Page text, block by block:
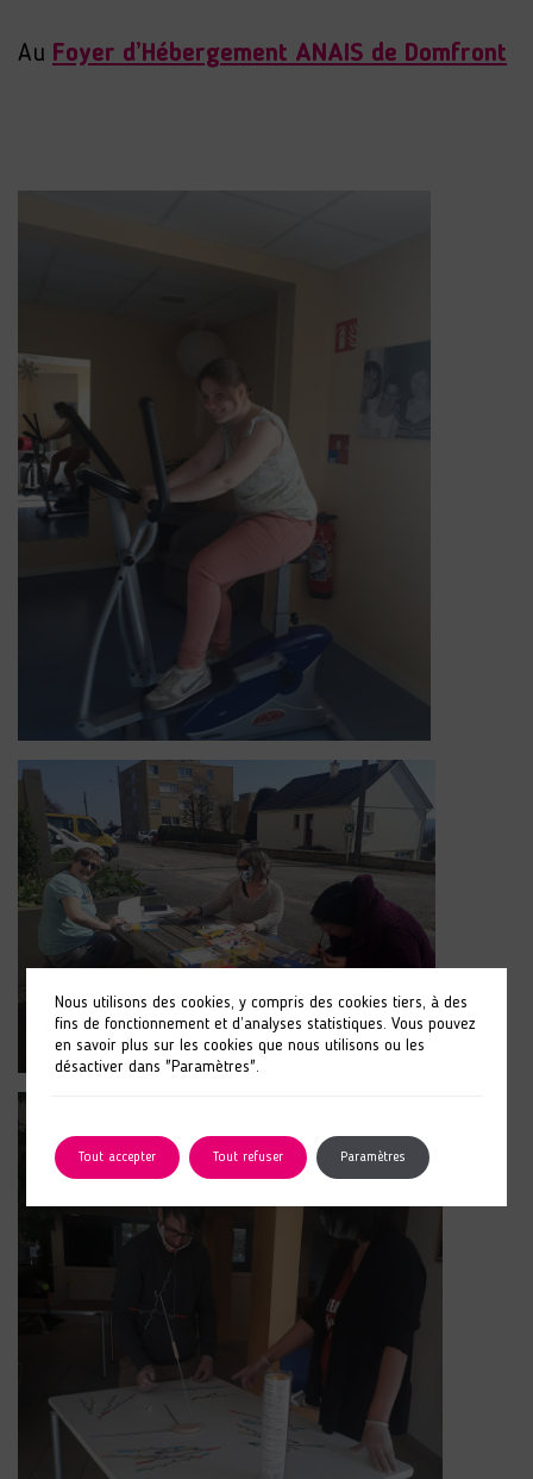
Au Foyer d’Hébergement ANAIS de Domfront
Nous utilisons des cookies, y compris des cookies tiers, à des
fins de fonctionnement et d’analyses statistiques. Vous pouvez
en savoir plus sur les cookies que nous utilisons ou les
désactiver dans "Paramètres".
Tout accepter Tout refuser Paramètres